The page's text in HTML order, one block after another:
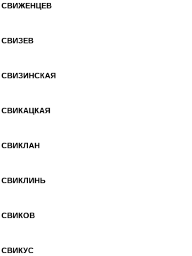
СВИЖЕНЦЕВ
СВИЗЕВ
СВИЗИНСКАЯ
СВИКАЦКАЯ
СВИКЛАН
СВИКЛИНЬ
СВИКОВ
СВИКУС